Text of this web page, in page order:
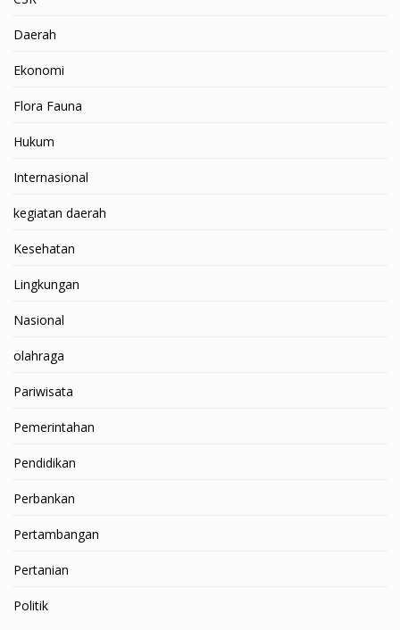
Daerah
Ekonomi
Flora Fauna
Hukum
Internasional
kegiatan daerah
Kesehatan
Lingkungan
Nasional
olahraga
Pariwisata
Pemerintahan
Pendidikan
Perbankan
Pertambangan
Pertanian
Politik